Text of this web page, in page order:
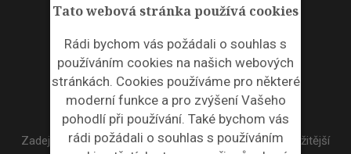
Tato webová stránka používá cookies
Rádi bychom vás požádali o souhlas s
používáním cookies na našich webových
stránkách. Cookies používáme pro některé
moderní funkce a pro zvýšení Vašeho
pohodlí při používání. Také bychom vás
rádi požádali o souhlas s používáním
ODPADNÍ PLASTY
NEWSLETTER
Zadejte váš email a my Vám budeme zasílat ty nejdůležitější